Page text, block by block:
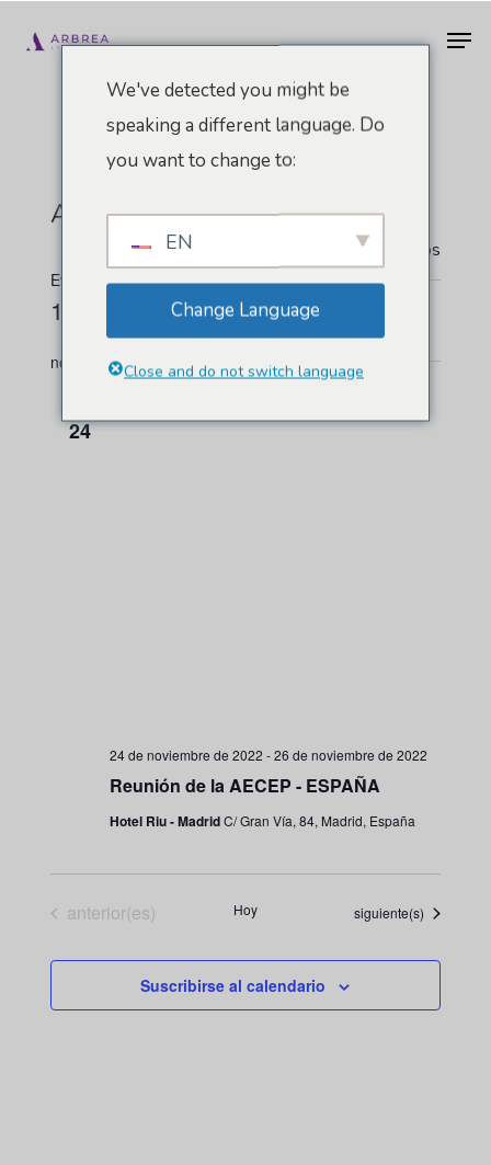
AECEP
" Todos los Eventos
Eventos de este organizador
11/24/2022 - 8/10/2026
Seleccionar
noviembre 2022
24
Reunión de la AECEP - ESPAÑA
24 de noviembre de 2022 -26 de noviembre de 2022
Hotel Riu - MadridC/ Gran Vía, 84, Madrid, España
Eventos
anterior(es) Hoy Eventos
siguiente(s)
Suscribirse al calendario
We've detected you might be
speaking a different language. Do
you want to change to:
EN
Change Language
Close and do not switch language